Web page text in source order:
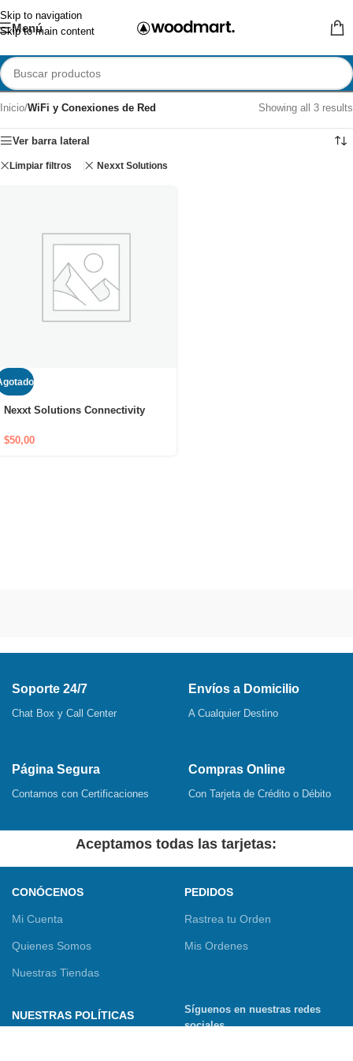
Skip to navigation
Skip to main content
Menú
Inicio/WiFi y Conexiones de Red Showing all 3 results
Ver barra lateral
Limpiar filtros Nexxt Solutions
Nexxt Solutions Connectivity
3600AC USADO
$50,00
Soporte 24/7
Chat Box y Call Center
Envíos a Domicilio
A Cualquier Destino
Página Segura
Contamos con Certificaciones
Compras Online
Con Tarjeta de Crédito o Débito
Aceptamos todas las tarjetas:
CONÓCENOS
Mi Cuenta
Quienes Somos
Nuestras Tiendas
PEDIDOS
Rastrea tu Orden
Mis Ordenes
NUESTRAS POLÍTICAS
Síguenos en nuestras redes
sociales